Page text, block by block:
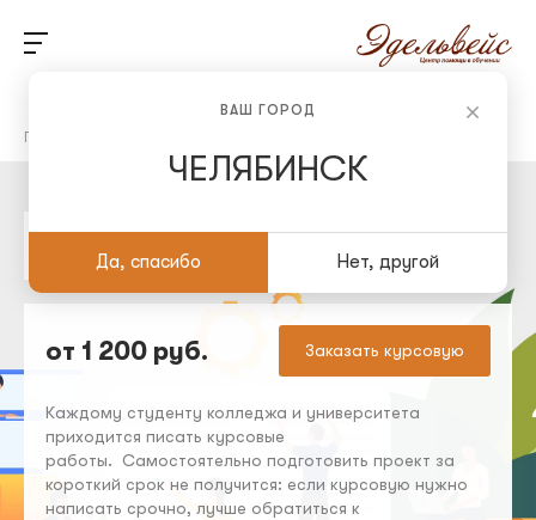
Главная
Курсовые работы
от 1 200 руб. Заказать курсовую
Каждому студенту колледжа и университета
приходится писать курсовые
работы. Самостоятельно подготовить проект за
короткий срок не получится: если курсовую нужно
написать срочно, лучше обратиться к
ВАШ ГОРОД
ЧЕЛЯБИНСК
Да, спасибо Нет, другой